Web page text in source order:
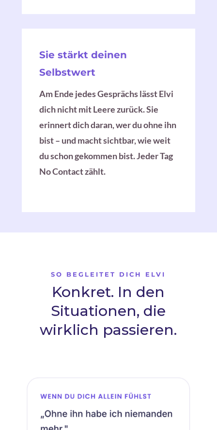
Sie stärkt deinen
Selbstwert
Am Ende jedes Gesprächs lässt Elvi
dich nicht mit Leere zurück. Sie
erinnert dich daran, wer du ohne ihn
bist – und macht sichtbar, wie weit
du schon gekommen bist. Jeder Tag
No Contact zählt.
SO BEGLEITET DICH ELVI
Konkret. In den
Situationen, die
wirklich passieren.